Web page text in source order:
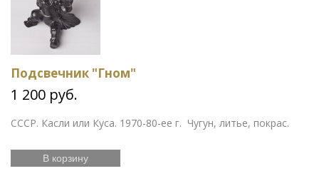
Подсвечник "Гном"
1 200 руб.
СССР. Касли или Куса. 1970-80-ее г. Чугун, литье, покрас.
В корзину